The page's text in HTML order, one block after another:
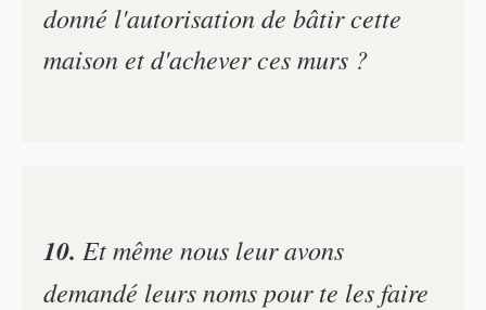
donné l'autorisation de bâtir cette
maison et d'achever ces murs ?
10. Et même nous leur avons
demandé leurs noms pour te les faire